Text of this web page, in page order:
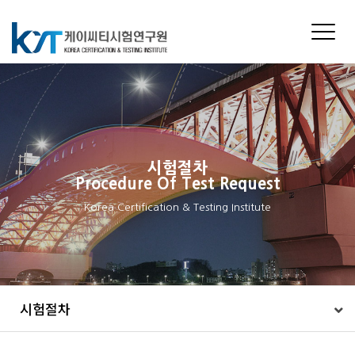
Toggle
시험절차
Procedure Of Test Request
Korea Certification & Testing Institute
시험절차